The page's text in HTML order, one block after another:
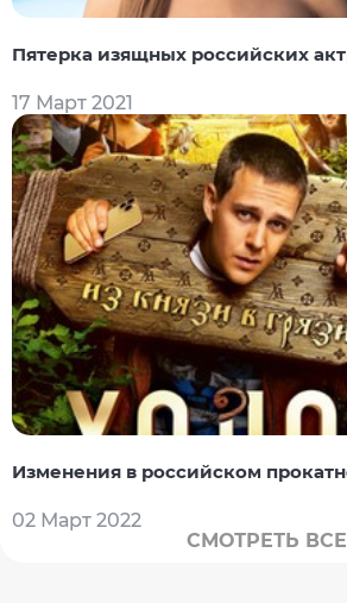
Пятерка изящных российских
17 Март 2021
Изменения в российском
02 Март 2022
СМОТРЕТЬ ВСЕ